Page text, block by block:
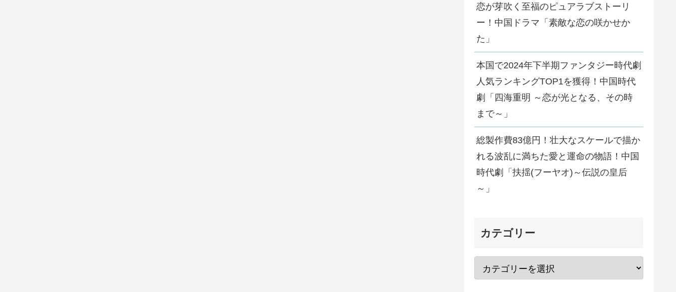
恋が芽吹く至福のピュアラブストーリ
ー！中国ドラマ「素敵な恋の咲かせか
た」
本国で2024年下半期ファンタジー時代劇
人気ランキングTOP1を獲得！中国時代
劇「四海重明 ～恋が光となる、その時
まで～」
総製作費83億円！壮大なスケールで描か
れる波乱に満ちた愛と運命の物語！中国
時代劇「扶揺(フーヤオ)～伝説の皇后
～」
カテゴリー